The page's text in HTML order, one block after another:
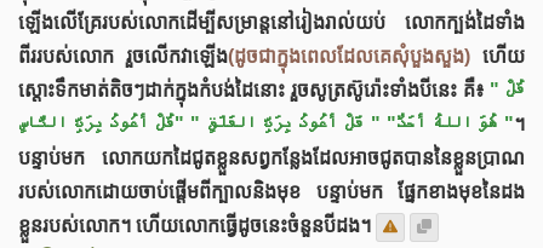
ឡើងលើគ្រែរបស់លោកដើម្បីសម្រាន្តនៅរៀងរាល់យប់ លោកក្បង់ដៃទាំង
ពីររបស់លោក រួចលើកវាឡើង(ដូចជាក្នុងពេលដែលគេសុំបួងសួង) ហើយ
ស្ដោះទឹកមាត់តិចៗដាក់ក្នុងកំបង់ដៃនោះ រួចសូត្រស៊ូរ៉ោះទាំងបីនេះ គឺ៖ " قُلْ
هُوَ اللهُ أحَدٌ" " قَلْ أعُوذُ بِرَبِّ الفَلَقِ " "قُلْ أعُوذُ بِرَبِّ النَّاسِ "។
បន្ទាប់មក លោកយកដៃជូតខ្លួនសព្វកន្លែងដែលអាចជូតបាននៃខ្លួនប្រាណ
របស់លោកដោយចាប់ផ្ដើមពីក្បាលនិងមុខ បន្ទាប់មក ផ្នែកខាងមុខនៃដង
ខ្លួនរបស់លោក។ ហើយលោកធ្វើដូចនេះចំនួនបីដង។